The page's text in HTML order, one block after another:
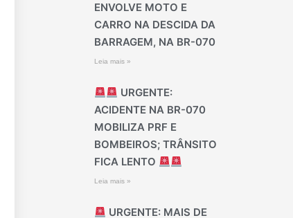
ENVOLVE MOTO E
CARRO NA DESCIDA DA
BARRAGEM, NA BR-070
Leia mais »
URGENTE:
ACIDENTE NA BR-070
MOBILIZA PRF E
BOMBEIROS; TRÂNSITO
FICA LENTO
Leia mais »
URGENTE: MAIS DE